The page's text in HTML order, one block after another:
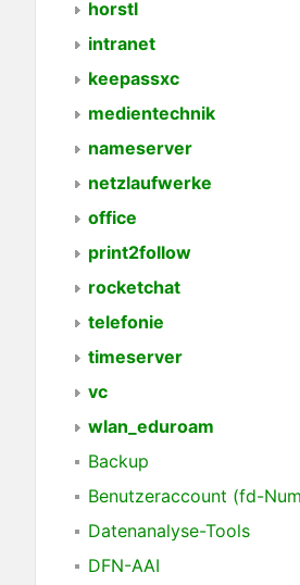
horstl
intranet
keepassxc
medientechnik
nameserver
netzlaufwerke
office
print2follow
rocketchat
telefonie
timeserver
vc
wlan_eduroam
Backup
Benutzeraccount (fd-
Datenanalyse-Tools
DFN-AAI